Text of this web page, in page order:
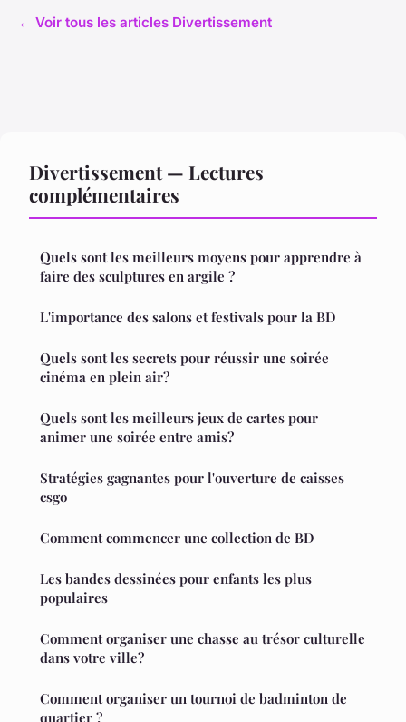
← Voir tous les articles Divertissement
Divertissement — Lectures
complémentaires
Quels sont les meilleurs moyens pour apprendre à
faire des sculptures en argile ?
L'importance des salons et festivals pour la BD
Quels sont les secrets pour réussir une soirée
cinéma en plein air?
Quels sont les meilleurs jeux de cartes pour
animer une soirée entre amis?
Stratégies gagnantes pour l'ouverture de caisses
csgo
Comment commencer une collection de BD
Les bandes dessinées pour enfants les plus
populaires
Comment organiser une chasse au trésor culturelle
dans votre ville?
Comment organiser un tournoi de badminton de
quartier ?